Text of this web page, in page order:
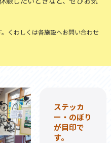
くわしくは各施設へお問い合わせ
ステッカ
ー・のぼり
が目印で
す。